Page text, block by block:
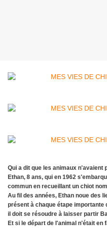
Qui a dit que les animaux n'avaient
Ethan, 8 ans, qui en 1962
commun en recueillant un chiot
Au fil des années, Ethan noue des
présent à chaque étape importante
il doit se résoudre à laisser partir
Et si le départ de l'animal n'était en